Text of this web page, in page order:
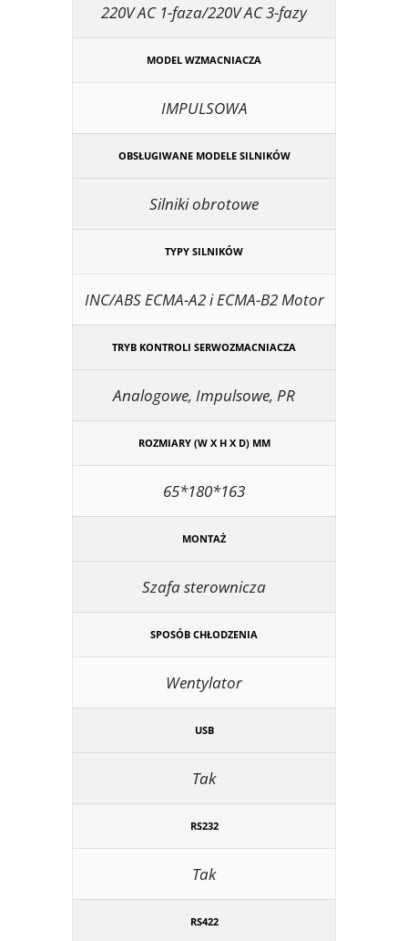
220V AC 1-faza/220V AC 3-fazy
MODEL WZMACNIACZA
IMPULSOWA
OBSŁUGIWANE MODELE SILNIKÓW
Silniki obrotowe
TYPY SILNIKÓW
INC/ABS ECMA-A2 i ECMA-B2 Motor
TRYB KONTROLI SERWOZMACNIACZA
Analogowe, Impulsowe, PR
ROZMIARY (W X H X D) MM
65*180*163
MONTAŻ
Szafa sterownicza
SPOSÓB CHŁODZENIA
Wentylator
USB
Tak
RS232
Tak
RS422